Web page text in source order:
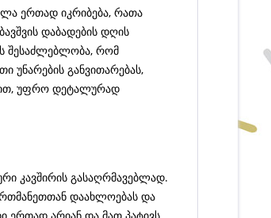
ერთად იკრიბება, რათა
დაბადების დღის
შესაძლებლობა, რომ
უნარების განვითარებას,
უფრო დეტალურად
კავშირის გასაღრმავებლად.
დაახლოებას და